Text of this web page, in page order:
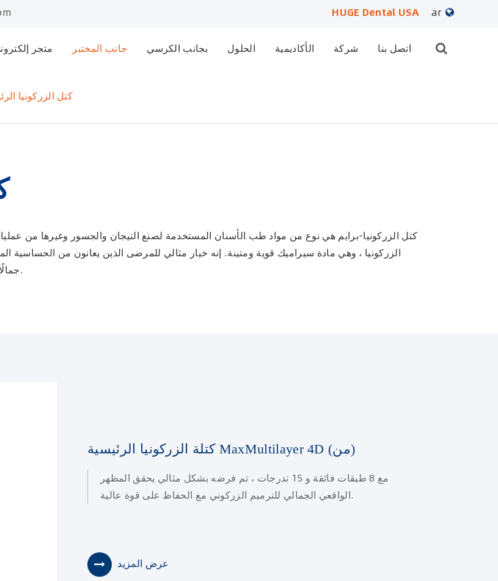
HUGE Dental USA
ar
العربية
متجر جانب المختبر بجانب الكرسي الحلول الأكاديمية شركة اتصل بنا
كتل الزركونيا
كتل الزركونيا-برايم هي نوع من مواد طب الأسنان المستخدمة لصنع التيجان والجسور وغيرها من
الزركونيا ، وهي مادة سيراميك قوية ومتينة. إنه خيار مثالي للمرضى الذين يعانون من الحساسية
جمالًا ممتازًا ، مما يجعلها الخيار الأمثل لابتسامة ذات مظهر طبيعي.
كتلة الزركونيا الرئيسية MaxMultilayer 4D (من)
مع 8 طبقات فائقة و 15 تدرجات ، تم فرضه بشكل مثالي يحقق المظهر
الواقعي الجمالي للترميم الزركوني مع الحفاظ على قوة عالية.
عرض المزيد